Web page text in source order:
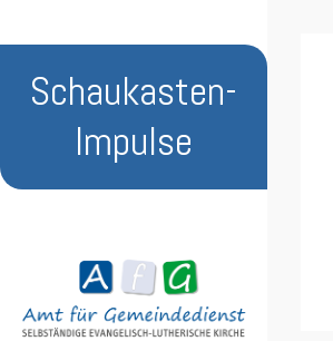
Schaukasten-
Impulse